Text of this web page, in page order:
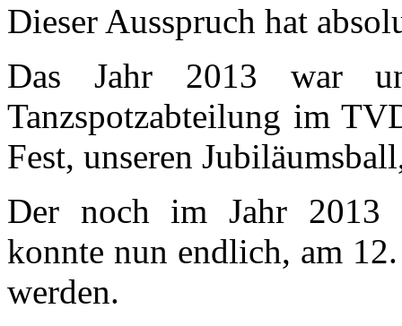
Dieser Ausspruch hat
Das Jahr 2013 war
Tanzspotzabteilung im
Fest, unseren
Der noch im Jahr 2013
konnte nun endlich, am
werden.